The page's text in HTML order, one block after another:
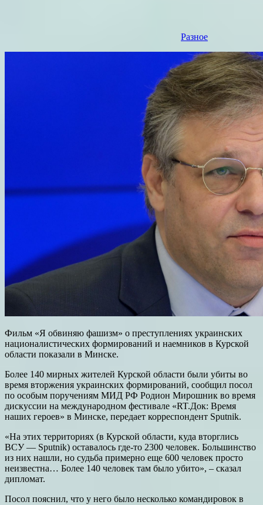
Разное
Фильм «Я обвиняю фашизм» о преступлениях украинских
националистических формирований и наемников в Курской
области показали в Минске.
Более 140 мирных жителей Курской области были убиты во
время вторжения украинских формирований, сообщил посол
по особым поручениям МИД РФ Родион Мирошник во время
дискуссии на международном фестивале «RT.Док: Время
наших героев» в Минске, передает корреспондент Sputnik.
«На этих территориях (в Курской области, куда вторглись
ВСУ — Sputnik) оставалось где-то 2300 человек. Большинство
из них нашли, но судьба примерно еще 600 человек просто
неизвестна… Более 140 человек там было убито», – сказал
дипломат.
Посол пояснил, что у него было несколько командировок в